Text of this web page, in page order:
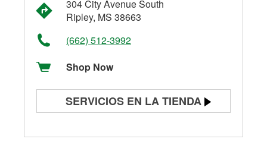
304 City Avenue South
Ripley, MS 38663
(662) 512-3992
Shop Now
SERVICIOS EN LA TIENDA